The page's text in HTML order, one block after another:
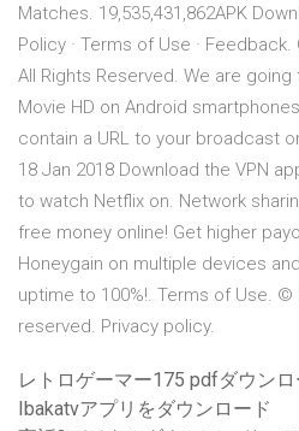
Matches. 19,535,431,862APK
Policy · Terms of Use ·
All Rights Reserved. We are
Movie HD on Android
contain a URL to your broadcast
18 Jan 2018 Download the VPN
to watch Netflix on. Network
free money online! Get higher
Honeygain on multiple devices
uptime to 100%!. Terms of Use. ©
reserved. Privacy policy.
レトロゲーマー175 pdfダウンロ
Ibakatvアプリをダウンロード